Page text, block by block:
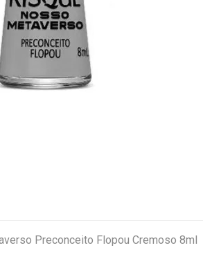
Preconceito Flopou Cremoso 8ml